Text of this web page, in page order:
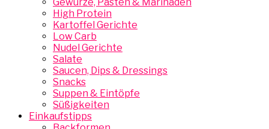
High Protein
Kartoffel Gerichte
Low Carb
Nudel Gerichte
Salate
Saucen, Dips & Dressings
Snacks
Suppen & Eintöpfe
Süßigkeiten
Einkaufstipps